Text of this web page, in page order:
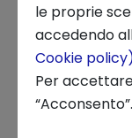
Chi siamo
News ed Eventi
le proprie
accedendo
Cookie
Per
“Acconsento”.